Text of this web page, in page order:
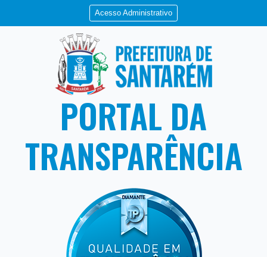
Acesso Administrativo
PORTAL DA
TRANSPARÊNCIA